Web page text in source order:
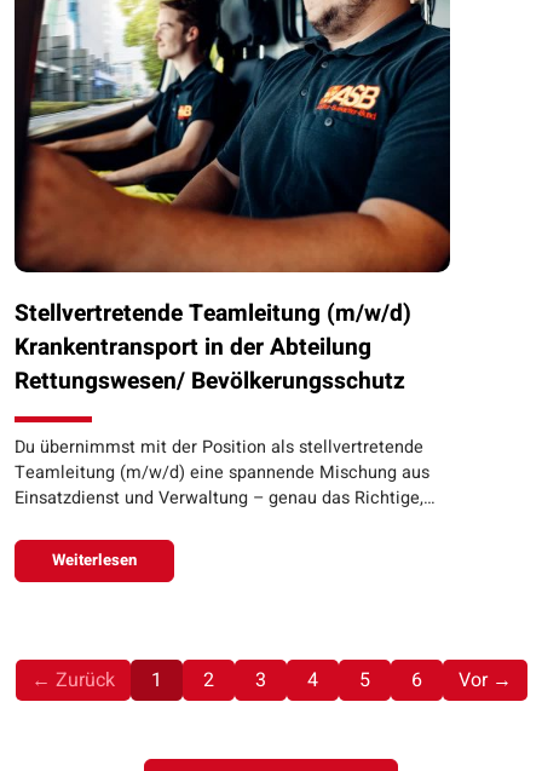
Stellvertretende Teamleitung (m/w/d)
Krankentransport in der Abteilung
Rettungswesen/ Bevölkerungsschutz
Du übernimmst mit der Position als stellvertretende
Teamleitung (m/w/d) eine spannende Mischung aus
Einsatzdienst und Verwaltung – genau das Richtige,…
Weiterlesen
← Zurück 1 (aktuell)
2 3 4 5 6 Vor →